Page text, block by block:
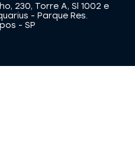
230, Torre A, Sl 1002 e
- Parque Res.
- SP